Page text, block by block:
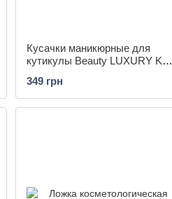
Кусачки маникюрные для
кутикулы Beauty LUXURY KM-
349 грн